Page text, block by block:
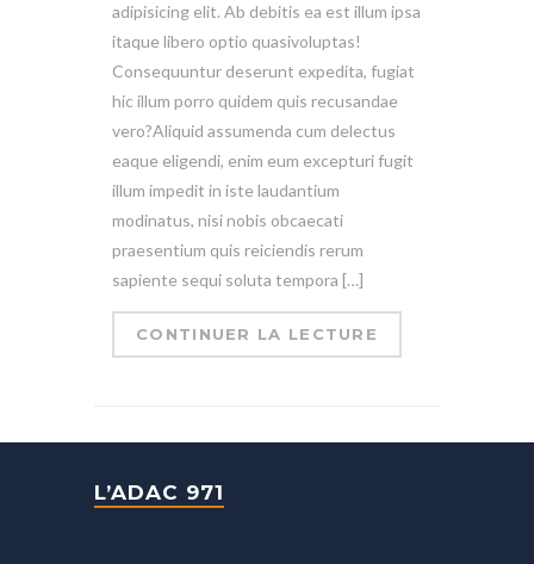
adipisicing elit. Ab debitis ea est illum ipsa
itaque libero optio quasivoluptas!
Consequuntur deserunt expedita, fugiat
hic illum porro quidem quis recusandae
vero?Aliquid assumenda cum delectus
eaque eligendi, enim eum excepturi fugit
illum impedit in iste laudantium
modinatus, nisi nobis obcaecati
praesentium quis reiciendis rerum
sapiente sequi soluta tempora […]
CONTINUER LA LECTURE
L’ADAC 971